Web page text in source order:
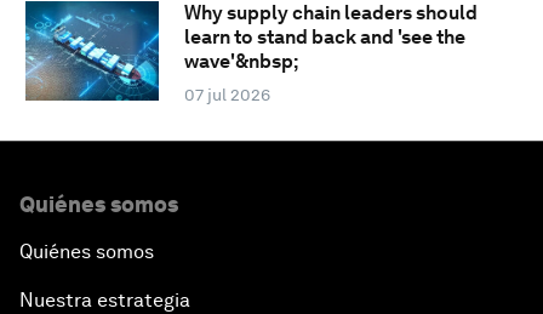
Why supply chain leaders should
learn to stand back and 'see the
wave'&nbsp;
07 jul 2026
Quiénes somos
Quiénes somos
Nuestra estrategia